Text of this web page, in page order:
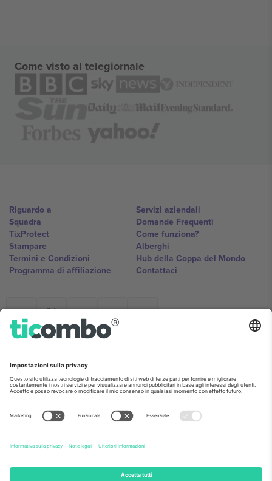
Come visto al telegiornale
Riguardo a
Squadra
TixProtect
Stampare
Termini e Condizioni
Programma di affiliazione
Servizi aziendali
Domande Frequenti
Come funziona?
Alberghi
Hub della Coppa del Mondo
Contattaci
Ticombo Italia
Mimi Balkanska 132, 1540, Sofia,
base alla località, all'evento e/o al dominio. Per i dettagli controlla la
pagina specifica dell'evento, l'impronta e i termini.,